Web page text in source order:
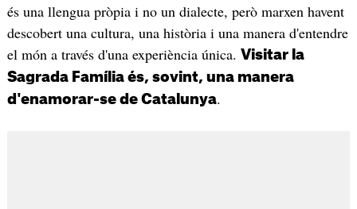
és una llengua pròpia i no un dialecte, però marxen havent
descobert una cultura, una història i una manera d'entendre
el món a través d'una experiència única. Visitar la
Sagrada Família és, sovint, una manera
d'enamorar-se de Catalunya.